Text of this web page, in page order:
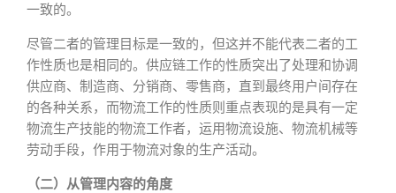
一致的。
尽管二者的管理目标是一致的，但这并不能代表二者的工
作性质也是相同的。供应链工作的性质突出了处理和协调
供应商、制造商、分销商、零售商，直到最终用户间存在
的各种关系，而物流工作的性质则重点表现的是具有一定
物流生产技能的物流工作者，运用物流设施、物流机械等
劳动手段，作用于物流对象的生产活动。
（二）从管理内容的角度